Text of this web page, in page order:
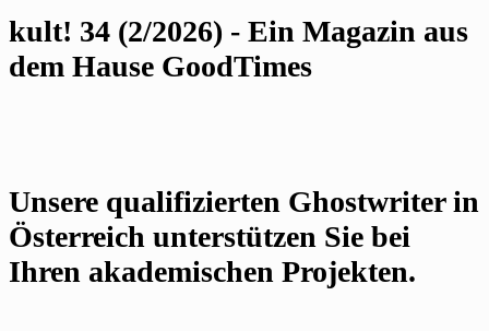
kult! 34 (2/2026) - Ein Magazin aus
dem Hause GoodTimes
Unsere qualifizierten Ghostwriter in
Österreich unterstützen Sie bei
Ihren akademischen Projekten.